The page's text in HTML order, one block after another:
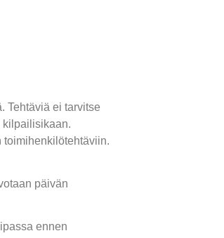
Tehtäviä ei tarvitse
kilpailisikaan.
toimihenkilötehtäviin.
päivän
ennen